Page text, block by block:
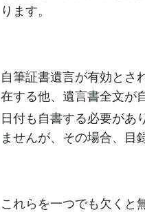
ります。
自筆証書遺言が有効とさ
在する他、遺言書全文が
日付も自書する必要があ
ませんが、その場合、目
これらを一つでも欠くと